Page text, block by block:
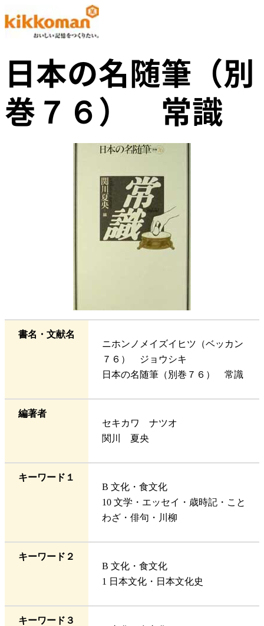
日本の名随筆（別
巻７６） 常識
書名・文献名
ニホンノメイズイヒツ（ベッカン
７６） ジョウシキ
日本の名随筆（別巻７６） 常識
編著者
セキカワ ナツオ
関川 夏央
キーワード１
B 文化・食文化
10 文学・エッセイ・歳時記・こと
わざ・俳句・川柳
キーワード２
B 文化・食文化
1 日本文化・日本文化史
キーワード３